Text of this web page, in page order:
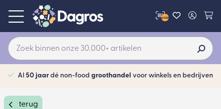
scan
Al 50 jaar dé non-food groothandel voor winkels en bedrijven
terug